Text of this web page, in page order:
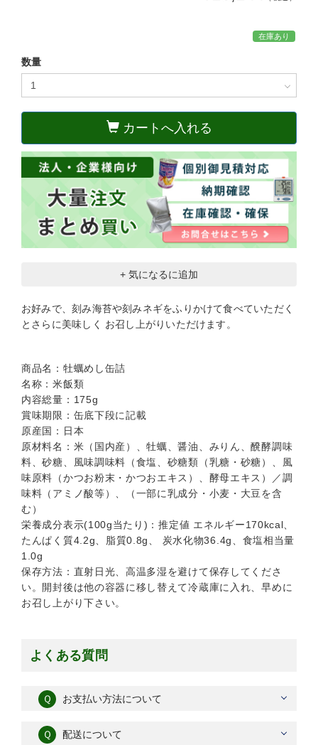
在庫あり
数量
カートへ入れる
+ 気になるに追加
お好みで、刻み海苔や刻みネギをふりかけて食べていただく
とさらに美味しく お召し上がりいただけます。
商品名：牡蠣めし缶詰
名称：米飯類
内容総量：175g
賞味期限：缶底下段に記載
原産国：日本
原材料名：米（国内産）、牡蠣、醤油、みりん、醗酵調味
料、砂糖、風味調味料（食塩、砂糖類（乳糖・砂糖）、風
味原料（かつお粉末・かつおエキス）、酵母エキス）／調
味料（アミノ酸等）、（一部に乳成分・小麦・大豆を含
む）
栄養成分表示(100g当たり)：推定値 エネルギー170kcal、
たんぱく質4.2g、脂質0.8g、 炭水化物36.4g、食塩相当量
1.0g
保存方法：直射日光、高温多湿を避けて保存してくださ
い。開封後は他の容器に移し替えて冷蔵庫に入れ、早めに
お召し上がり下さい。
よくある質問
Ｑ お支払い方法について
Ｑ 配送について